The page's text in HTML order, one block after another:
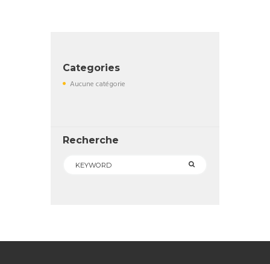
Categories
Aucune catégorie
Recherche